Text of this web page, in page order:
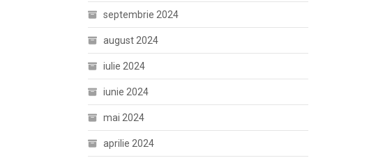
septembrie 2024
august 2024
iulie 2024
iunie 2024
mai 2024
aprilie 2024